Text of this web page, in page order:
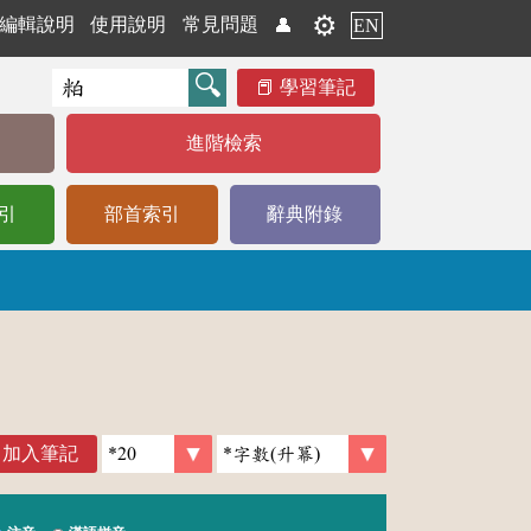
編輯說明 使用說明 常見問題 👤 ⚙️ EN
學習筆記
進階檢索
部首索引 辭典附錄
加入筆記